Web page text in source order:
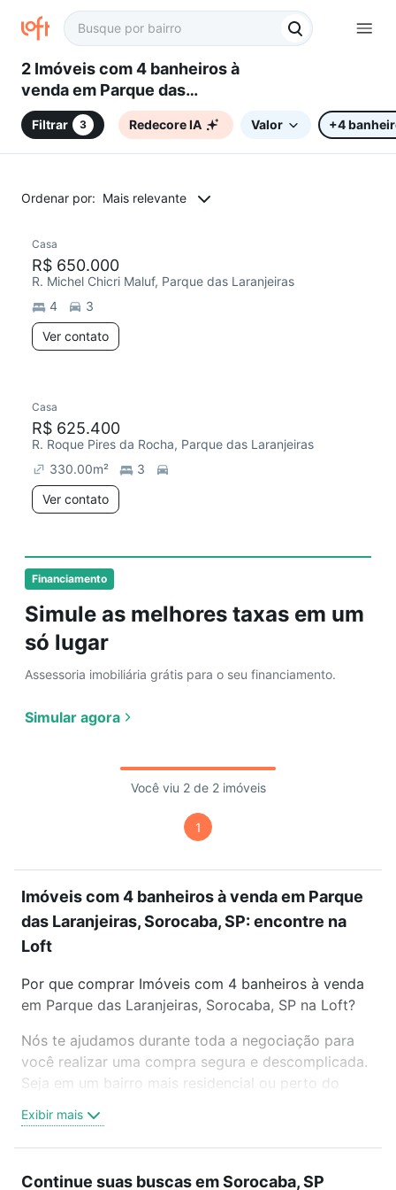
2 Imóveis com 4 banheiros à
venda em Parque das
Laranjeiras, Sorocaba, SP
Filtrar 3 Redecore IA Valor +4
Ordenar por: Mais relevante
Financiamento
Simule as melhores taxas em um
só lugar
Assessoria imobiliária grátis para o seu financiamento.
Simular agora
Casa
R$ 650.000
R. Michel Chicri Maluf, Parque das Laranjeiras
4
3
Ver contato
Casa
R$ 625.400
R. Roque Pires da Rocha, Parque das Laranjeiras
330.00m²
3
Ver contato
Você viu 2 de 2 imóveis
1
Imóveis com 4 banheiros à venda em Parque
das Laranjeiras, Sorocaba, SP: encontre na
Loft
Por que comprar Imóveis com 4 banheiros à venda
em Parque das Laranjeiras, Sorocaba, SP na Loft?
Nós te ajudamos durante toda a negociação para
você realizar uma compra segura e descomplicada.
Seja em um bairro mais residencial ou perto do
oferta ideal de Imóveis com 4 banheiros à venda em
Parque das Laranjeiras, Sorocaba, SP para
Exibir mais
Continue suas buscas em Sorocaba, SP